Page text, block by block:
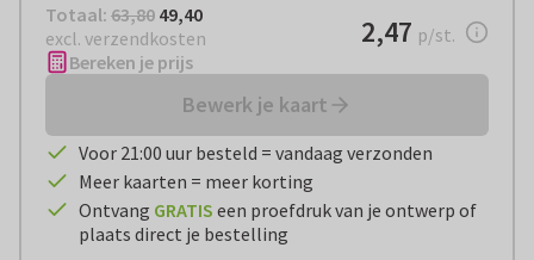
Totaal: € 49,40
Totaal: 63,80 49,40
excl. verzendkosten
€ 2,47per stuk
2,47 p/st.
Bereken je prijs
Bewerk je kaart
Voor 21:00 uur besteld = vandaag verzonden
Meer kaarten = meer korting
Ontvang GRATIS een proefdruk van je ontwerp of
plaats direct je bestelling